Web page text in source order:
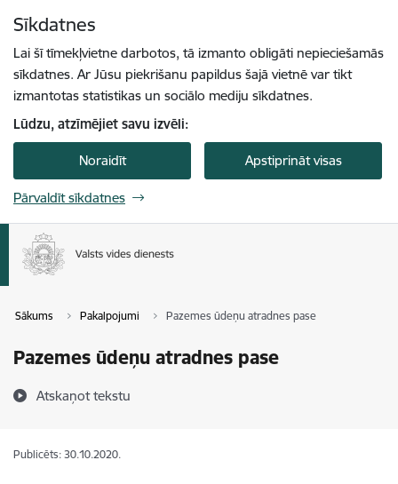
Sīkdatnes
Lai šī tīmekļvietne darbotos, tā izmanto obligāti nepieciešamās
sīkdatnes. Ar Jūsu piekrišanu papildus šajā vietnē var tikt
izmantotas statistikas un sociālo mediju sīkdatnes.
Lūdzu, atzīmējiet savu izvēli:
Noraidīt Apstiprināt visas
Pārvaldīt sīkdatnes
Sākums Pakalpojumi Pazemes ūdeņu atradnes pase
Pazemes ūdeņu atradnes pase
Atskaņot tekstu
Publicēts: 30.10.2020.